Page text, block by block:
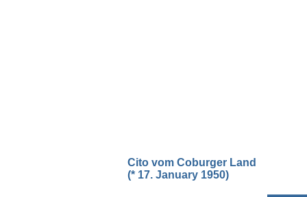
Cito vom Coburger Land
(* 17. January 1950)